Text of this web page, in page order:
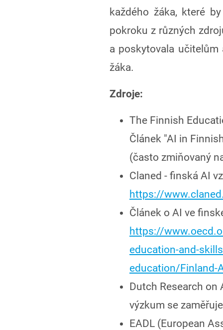
každého žáka, které
pokroku z různých
a poskytovala
žáka.
Zdroje:
The Finnish
Článek "AI in
(často zmiňovaný
Claned - finská AI
https://
Článek o AI ve
https://
education-and-
education/Finland-
Dutch Research on
výzkum se
EADL (European